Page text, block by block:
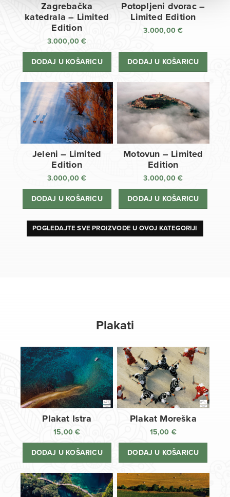
Zagrebačka
katedrala – Limited
Edition
3.000,00€
DODAJ U KOŠARICU
Potopljeni dvorac –
Limited Edition
3.000,00€
DODAJ U KOŠARICU
Jeleni – Limited
Edition
3.000,00€
DODAJ U KOŠARICU
Motovun – Limited
Edition
3.000,00€
DODAJ U KOŠARICU
POGLEDAJTE SVE PROIZVODE U OVOJ KATEGORIJI
Plakati
Plakat Istra
15,00€
DODAJ U KOŠARICU
Plakat Moreška
15,00 €
DODAJ U KOŠARICU